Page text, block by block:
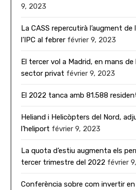
9, 2023
La CASS repercutirà l’augment
l’IPC al febrer février 9, 2023
El tercer vol a Madrid, en mans de
sector privat février 9, 2023
El 2022 tanca amb 81.588
Heliand i Helicòpters del Nord,
l’heliport février 9, 2023
La quota d’estiu augmenta els
tercer trimestre del 2022 février
Conferència sobre com invertir